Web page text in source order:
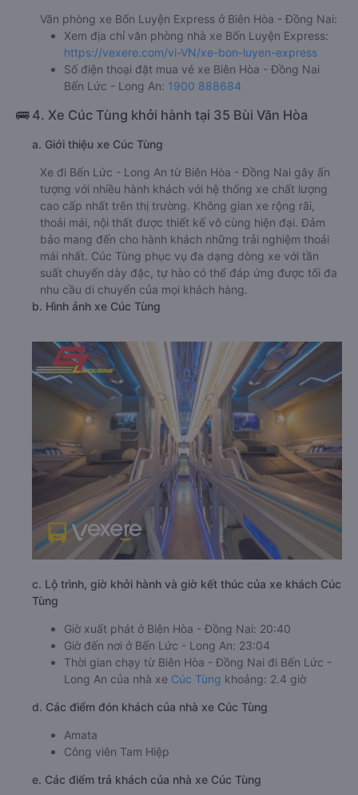
Văn phòng xe Bốn Luyện Express ở Biên Hòa - Đồng Nai:
Xem địa chỉ văn phòng nhà xe Bốn Luyện Express:
https://vexere.com/vi-VN/xe-bon-luyen-express
Số điện thoại đặt mua vé xe Biên Hòa - Đồng Nai
Bến Lức - Long An: 1900 888684
🚌 4. Xe Cúc Tùng khởi hành tại 35 Bùi Văn Hòa
a. Giới thiệu xe Cúc Tùng
Xe đi Bến Lức - Long An từ Biên Hòa - Đồng Nai gây ấn
tượng với nhiều hành khách với hệ thống xe chất lượng
cao cấp nhất trên thị trường. Không gian xe rộng rãi,
thoải mái, nội thất được thiết kế vô cùng hiện đại. Đảm
bảo mang đến cho hành khách những trải nghiệm thoải
mái nhất. Cúc Tùng phục vụ đa dạng dòng xe với tần
suất chuyến dày đặc, tự hào có thể đáp ứng được tối đa
nhu cầu di chuyển của mọi khách hàng.
b. Hình ảnh xe Cúc Tùng
c. Lộ trình, giờ khởi hành và giờ kết thúc của xe khách Cúc
Tùng
Giờ xuất phát ở Biên Hòa - Đồng Nai: 20:40
Giờ đến nơi ở Bến Lức - Long An: 23:04
Thời gian chạy từ Biên Hòa - Đồng Nai đi Bến Lức -
Long An của nhà xe Cúc Tùng khoảng: 2.4 giờ
d. Các điểm đón khách của nhà xe Cúc Tùng
Amata
Công viên Tam Hiệp
e. Các điểm trả khách của nhà xe Cúc Tùng